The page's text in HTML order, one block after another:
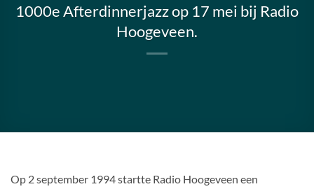
1000e Afterdinnerjazz op 17 mei bij Radio
Hoogeveen.
Op 2 september 1994 startte Radio Hoogeveen een